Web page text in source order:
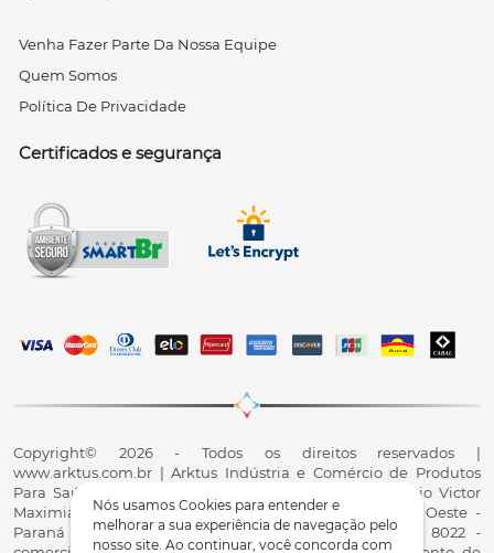
Nós usamos Cookies para entender e
melhorar a sua experiência de navegação pelo
nosso site. Ao continuar, você concorda com
Venha Fazer Parte Da Nossa Equipe
Quem Somos
Política De Privacidade
Certificados e segurança
Copyright© 2026 - Todos os direitos reservados |
www.arktus.com.br | Arktus Indústria e Comércio de Produtos
Para Saúde Ltda | CNPJ: 01.417.367/0001-78 | R. Antônio Victor
Maximiano, 107, Parque Industrial II, Santa Tereza do Oeste -
Paraná - CEP 85825-900 - Fale conosco: 0800 200 8022 -